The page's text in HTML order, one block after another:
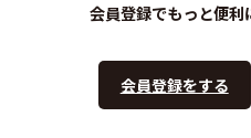
会員登録でもっと便利
会員登録をする